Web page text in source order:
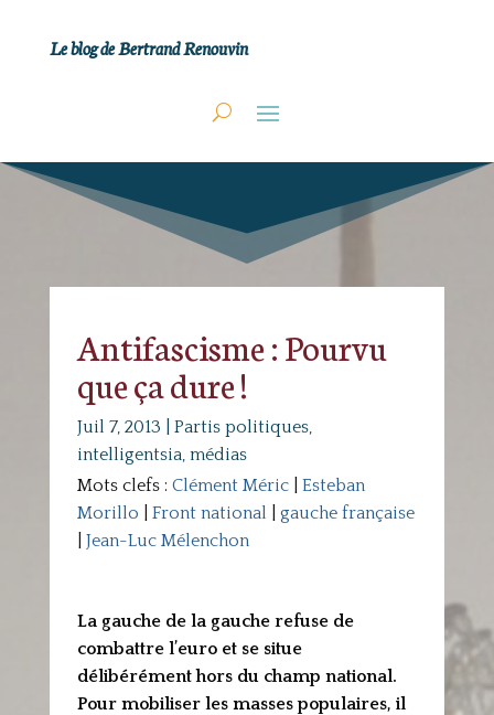
Le blog de Bertrand Renouvin
Antifascisme : Pourvu
que ça dure !
Juil 7, 2013
Partis politiques,
intelligentsia, médias
Mots clefs : Clément Méric| Esteban
Morillo
Front national
gauche française
Jean-Luc Mélenchon
La gauche de la gauche refuse de
combattre l’euro et se situe
délibérément hors du champ national.
Pour mobiliser les masses populaires, il